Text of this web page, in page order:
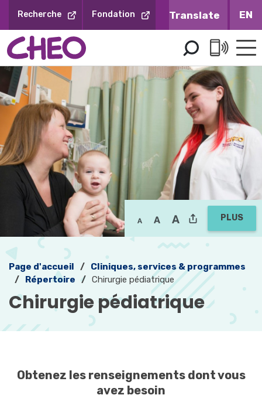
contenu
Recherche Fondation EN
PLUS
Page d'accueil
Cliniques, services & programmes
Répertoire
Chirurgie pédiatrique
Chirurgie pédiatrique
Obtenez les renseignements dont vous
avez besoin